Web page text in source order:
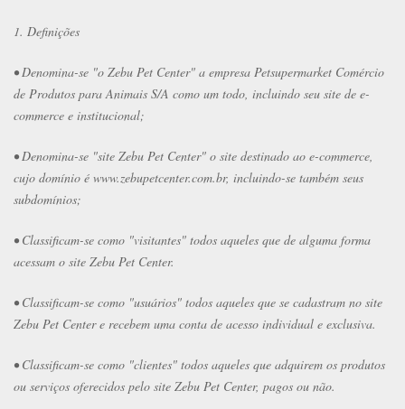
1. Definições
• Denomina-se "o Zebu Pet Center" a empresa Petsupermarket Comércio
de Produtos para Animais S/A como um todo, incluindo seu site de e-
commerce e institucional;
• Denomina-se "site Zebu Pet Center" o site destinado ao e-commerce,
cujo domínio é www.zebupetcenter.com.br, incluindo-se também seus
subdomínios;
• Classificam-se como "visitantes" todos aqueles que de alguma forma
acessam o site Zebu Pet Center.
• Classificam-se como "usuários" todos aqueles que se cadastram no site
Zebu Pet Center e recebem uma conta de acesso individual e exclusiva.
• Classificam-se como "clientes" todos aqueles que adquirem os produtos
ou serviços oferecidos pelo site Zebu Pet Center, pagos ou não.